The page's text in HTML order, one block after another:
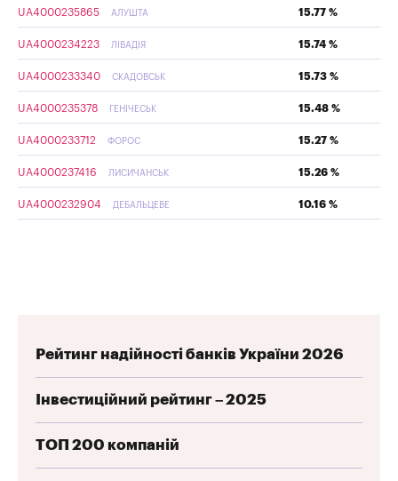
UA4000235865 АЛУШТА 15.77 %
UA4000234223 ЛІВАДІЯ 15.74 %
UA4000233340 СКАДОВСЬК 15.73 %
UA4000235378 ГЕНІЧЕСЬК 15.48 %
UA4000233712 ФОРОС 15.27 %
UA4000237416 ЛИСИЧАНСЬК 15.26 %
UA4000232904 ДЕБАЛЬЦЕВЕ 10.16 %
Рейтинг надійності банків України 2026
Інвестиційний рейтинг – 2025
ТОП 200 компаній